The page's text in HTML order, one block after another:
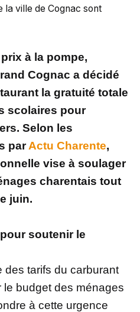
la ville de Cognac sont
à la pompe,
Cognac a décidé
la gratuité totale
scolaires pour
Selon les
parActu Charente,
vise à soulager
charentais tout
juin.
soutenir le
des tarifs du carburant
budget des ménages
à cette urgence